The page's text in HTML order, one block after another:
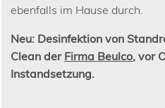
ebenfalls im Hause durch.
Neu: Desinfektion von
Clean der Firma Beulco, vor
Instandsetzung.